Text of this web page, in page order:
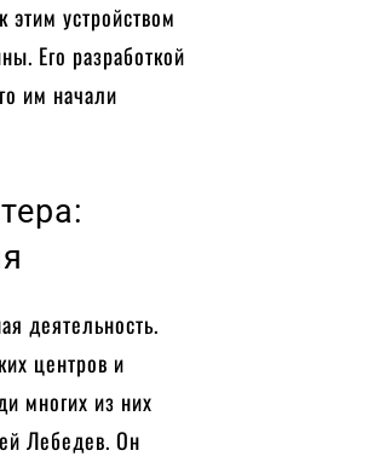
устройством
Его разработкой
им начали
деятельность.
центров и
многих из них
Лебедев. Он